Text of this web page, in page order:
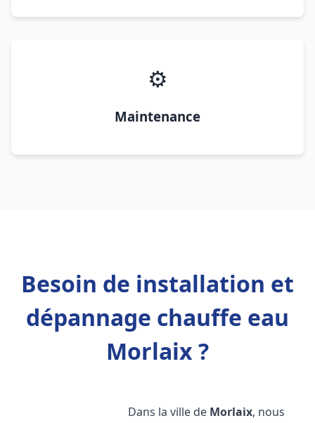
⚙️
Maintenance
Besoin de installation et
dépannage chauffe eau
Morlaix ?
Dans la ville de Morlaix, nous